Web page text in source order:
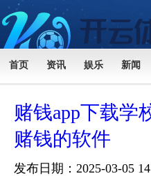
首页 资讯 娱乐 新闻
赌钱app下载学
赌钱的软件
发布日期：2025-03-05